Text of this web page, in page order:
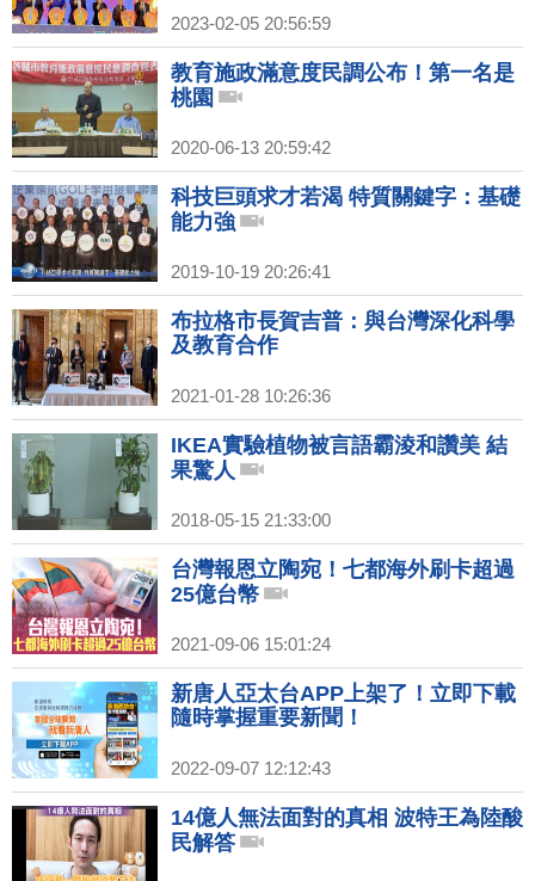
2023-02-05 20:56:59
教育施政滿意度民調公布！第一名是
桃園
2020-06-13 20:59:42
科技巨頭求才若渴 特質關鍵字：基礎
能力強
2019-10-19 20:26:41
布拉格市長賀吉普：與台灣深化科學
及教育合作
2021-01-28 10:26:36
IKEA實驗植物被言語霸淩和讚美 結
果驚人
2018-05-15 21:33:00
台灣報恩立陶宛！七都海外刷卡超過
25億台幣
2021-09-06 15:01:24
新唐人亞太台APP上架了！立即下載
隨時掌握重要新聞！
2022-09-07 12:12:43
14億人無法面對的真相 波特王為陸酸
民解答